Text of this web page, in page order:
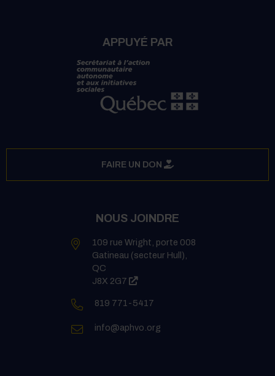
APPUYÉ PAR
FAIRE UN DON
NOUS JOINDRE
109 rue Wright, porte 008
Gatineau (secteur Hull),
QC
J8X 2G7
(ce lien s’ouvrira dans une
Numéro de téléphone:
819 771-5417
Courriel:
info@aphvo.org